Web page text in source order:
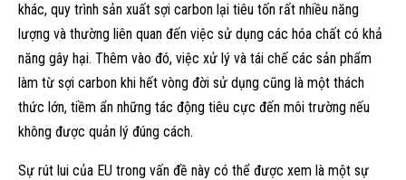
khác, quy trình sản xuất sợi carbon lại tiêu tốn rất nhiều năng
lượng và thường liên quan đến việc sử dụng các hóa chất có khả
năng gây hại. Thêm vào đó, việc xử lý và tái chế các sản phẩm
làm từ sợi carbon khi hết vòng đời sử dụng cũng là một thách
thức lớn, tiềm ẩn những tác động tiêu cực đến môi trường nếu
không được quản lý đúng cách.
Sự rút lui của EU trong vấn đề này có thể được xem là một sự